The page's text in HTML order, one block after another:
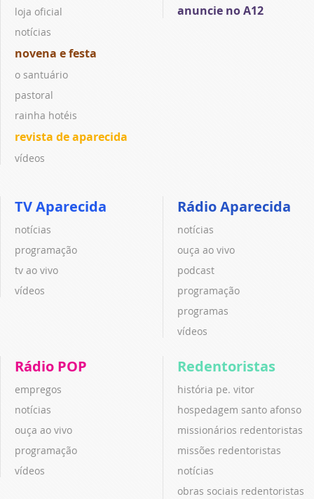
loja oficial
notícias
novena e festa
o santuário
pastoral
rainha hotéis
revista de aparecida
vídeos
anuncie no A12
TV Aparecida
notícias
programação
tv ao vivo
vídeos
Rádio Aparecida
notícias
ouça ao vivo
podcast
programação
programas
vídeos
Rádio POP
empregos
notícias
ouça ao vivo
programação
vídeos
Redentoristas
história pe. vitor
hospedagem santo afonso
missionários redentoristas
missões redentoristas
notícias
obras sociais redentoristas